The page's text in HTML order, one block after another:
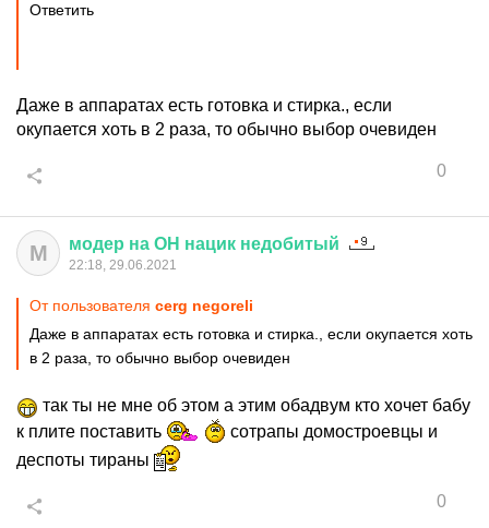
Ответить
Даже в аппаратах есть готовка и стирка., если
окупается хоть в 2 раза, то обычно выбор очевиден
0
М модер на ОН нацик недобитый
22:18, 29.06.2021
От пользователя cerg negoreli
Даже в аппаратах есть готовка и стирка., если окупается хоть
в 2 раза, то обычно выбор очевиден
так ты не мне об этом а этим обадвум кто хочет бабу
к плите поставить
сотрапы домостроевцы и
деспоты тираны
0